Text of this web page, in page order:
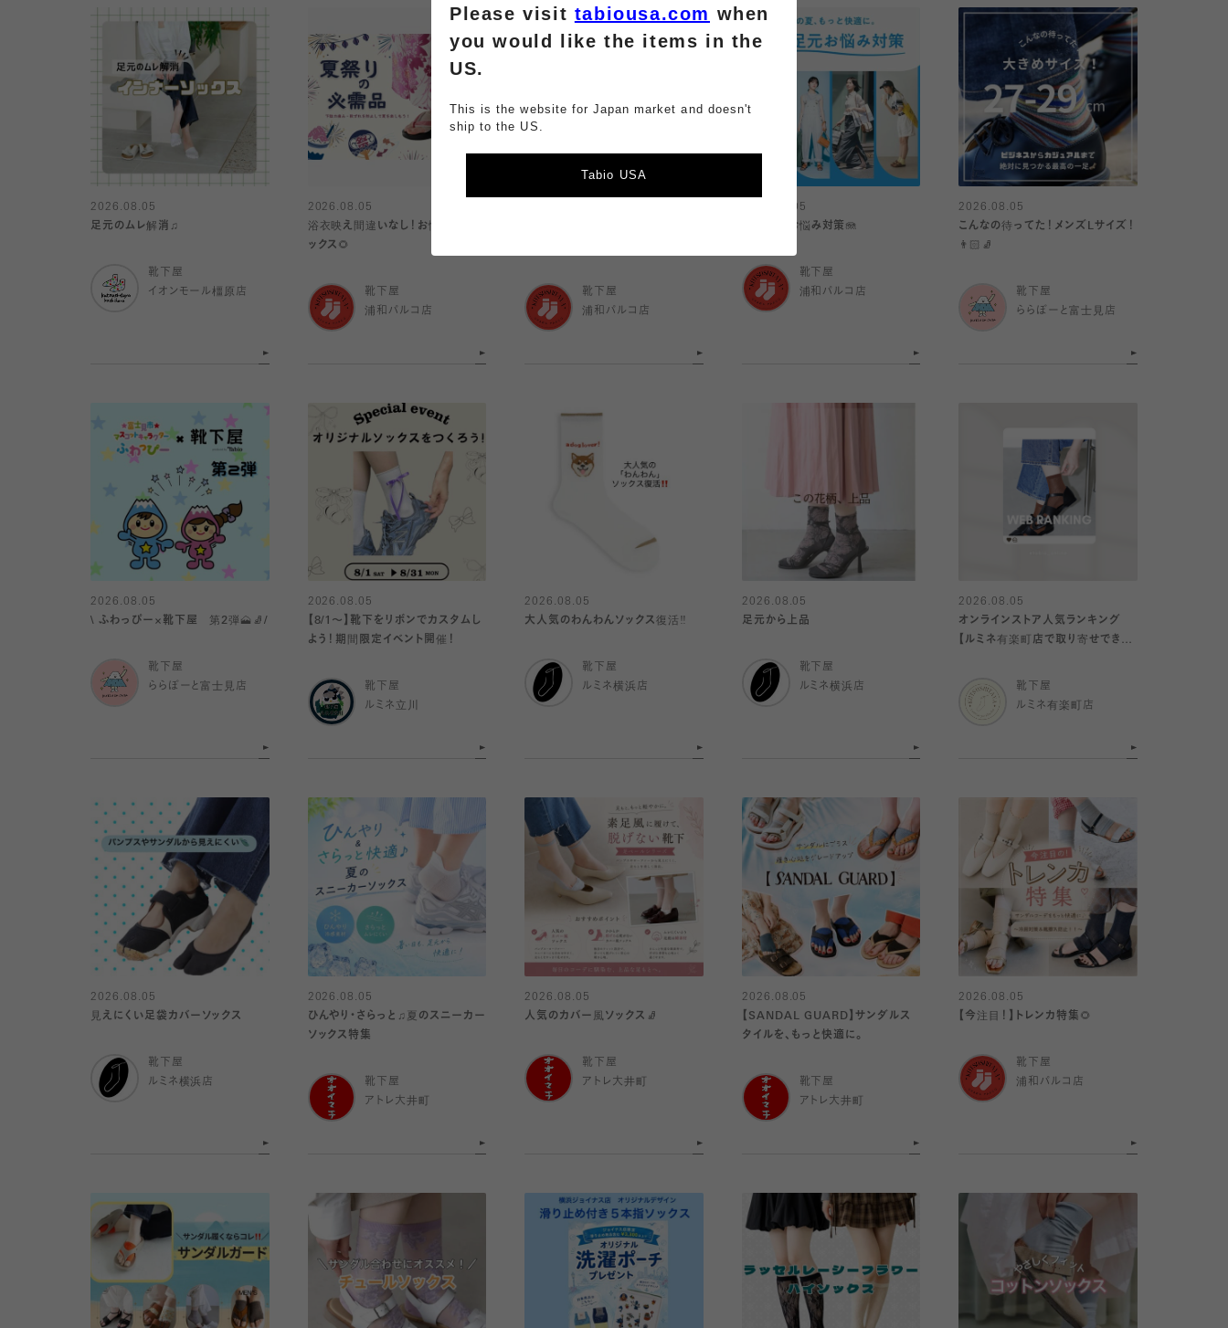
2026.08.05
足元のムレ解消♫
靴下屋
イオンモール橿原店
2026.08.05
浴衣映え間違いなし！お悩み解決ソ
ックス🌻
靴下屋
浦和パルコ店
靴下屋
浦和パルコ店
2026.08.05
夏の足元お悩み対策🪼
靴下屋
浦和パルコ店
2026.08.05
こんなの待ってた！メンズLサイズ！
👨🏻🧦
靴下屋
ららぽーと富士見店
2026.08.05
\ ふわっぴー×靴下屋 第2弾🗻🧦/
靴下屋
ららぽーと富士見店
2026.08.05
【8/1〜】靴下をリボンでカスタムし
よう！期間限定イベント開催！
靴下屋
ルミネ立川
2026.08.05
大人気のわんわんソックス復活‼️
靴下屋
ルミネ横浜店
2026.08.05
足元から上品
靴下屋
ルミネ横浜店
2026.08.05
オンラインストア人気ランキング
【ルミネ有楽町店で取り寄せできま
靴下屋
ルミネ有楽町店
2026.08.05
見えにくい足袋カバーソックス
靴下屋
ルミネ横浜店
2026.08.05
ひんやり・さらっと♫夏のスニーカー
ソックス特集
靴下屋
アトレ大井町
2026.08.05
人気のカバー風ソックス🧦
靴下屋
アトレ大井町
2026.08.05
【SANDAL GUARD】サンダルス
タイルを、もっと快適に。
靴下屋
アトレ大井町
2026.08.05
【今注目！】トレンカ特集🌻
靴下屋
浦和パルコ店
Please visit tabiousa.com when
you would like the items in the
US.
This is the website for Japan market and doesn't
ship to the US.
Tabio USA